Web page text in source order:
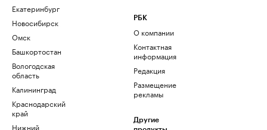
Екатеринбург
Новосибирск
Омск
Башкортостан
Вологодская
область
Калининград
Краснодарский
край
Нижний
РБК
О компании
Контактная
информация
Редакция
Размещение
рекламы
Другие